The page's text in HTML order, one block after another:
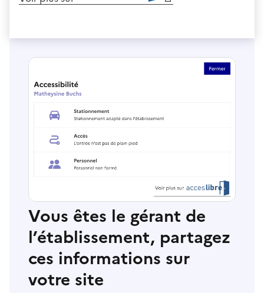
Vous êtes le gérant de
l’établissement, partagez
ces informations sur
votre site